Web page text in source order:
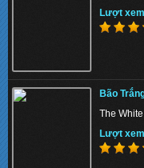
Lượt
Bão
The
Lượt